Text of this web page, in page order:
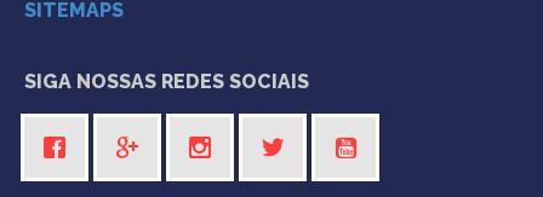
SITEMAPS
SIGA NOSSAS REDES SOCIAIS